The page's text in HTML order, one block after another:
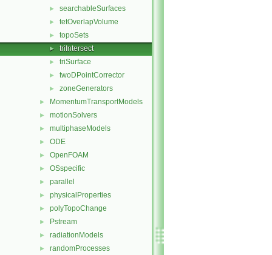
► searchableSurfaces
► tetOverlapVolume
► topoSets
► triIntersect
► triSurface
► twoDPointCorrector
► zoneGenerators
► MomentumTransportModels
► motionSolvers
► multiphaseModels
► ODE
► OpenFOAM
► OSspecific
► parallel
► physicalProperties
► polyTopoChange
► Pstream
► radiationModels
► randomProcesses